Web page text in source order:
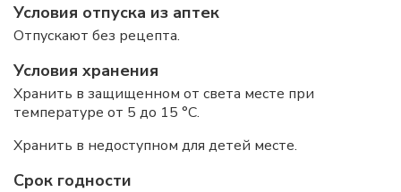
Условия отпуска из аптек
Отпускают без рецепта.
Условия хранения
Хранить в защищенном от света месте при
температуре от 5 до 15 °С.
Хранить в недоступном для детей месте.
Срок годности